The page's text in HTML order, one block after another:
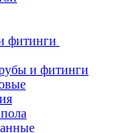
фитинги
и фитинги